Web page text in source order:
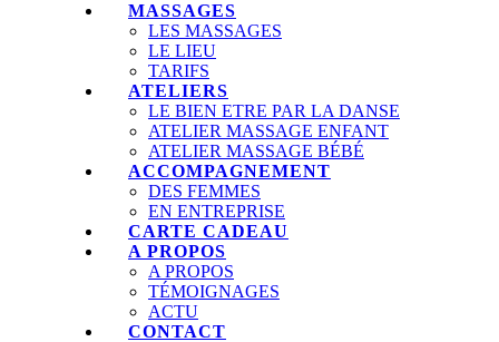
MASSAGES
LES MASSAGES
LE LIEU
TARIFS
ATELIERS
LE BIEN ETRE PAR LA DANSE
ATELIER MASSAGE ENFANT
ATELIER MASSAGE BÉBÉ
ACCOMPAGNEMENT
DES FEMMES
EN ENTREPRISE
CARTE CADEAU
A PROPOS
A PROPOS
TÉMOIGNAGES
ACTU
CONTACT